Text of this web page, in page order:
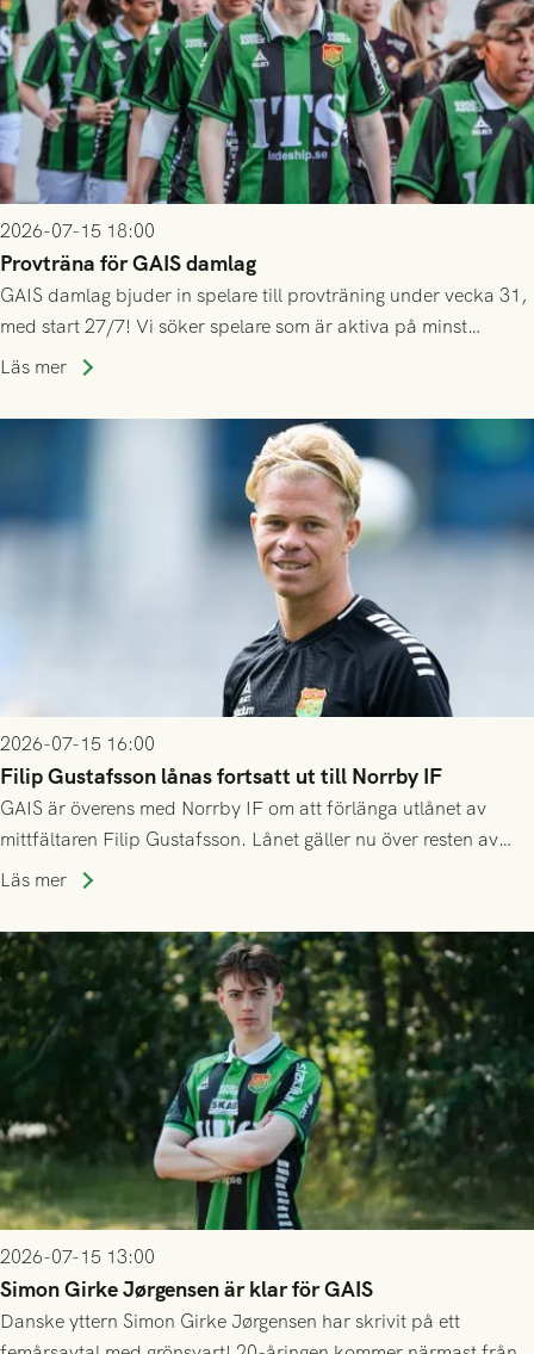
2026-07-15 18:00
Provträna för GAIS damlag
GAIS damlag bjuder in spelare till provträning under vecka 31,
med start 27/7! Vi söker spelare som är aktiva på minst
division 3-nivå.
Läs mer
2026-07-15 16:00
Filip Gustafsson lånas fortsatt ut till Norrby IF
GAIS är överens med Norrby IF om att förlänga utlånet av
mittfältaren Filip Gustafsson. Lånet gäller nu över resten av
säsongen 2026.
Läs mer
2026-07-15 13:00
Simon Girke Jørgensen är klar för GAIS
Danske yttern Simon Girke Jørgensen har skrivit på ett